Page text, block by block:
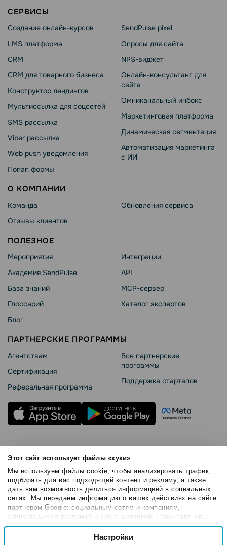
Этот сайт использует файлы «куки»
Мы используем файлы cookie, чтобы анализировать трафик,
подбирать для вас подходящий контент и рекламу, а также
дать вам возможность делиться информацией в социальных
сетях. Мы передаем информацию о ваших действиях на сайте
партнерам Google: социальным сетям и компаниям,
занимающимся рекламой и веб-аналитикой. Наши партнеры
могут комбинировать эти сведения с предоставленной вами
информацией, а также данными, которые они получили при
Выбор
Настройки
СЕРВИСЫ
Создание онлайн-курсов
LMS платформа
CRM
CRM для товарного бизнеса
Конструктор лендингов
Мультиссылка для соцсетей
SMS рассылка
Viber рассылка
Web push уведомления
Попап формы
SendPulse pixel
Опросы для сайта
NPS-виджет
Онлайн-консультант для
сайта
Омниканальный инбокс
Маркетинговая платформа
Динамическая сегментация
Автоматизация маркетинга
с ИИ
О КОМПАНИИ
Команда
Отзывы клиентов
Обновления сервиса
ПОЛЕЗНОЕ
Мероприятия
Академия SendPulse
База знаний
Глоссарий
Блог
Интеграции
API
MCP-сервер
Каталог экспертов
ПАРТНЕРСКИЕ ПРОГРАММЫ
Агентствам
Сертификация
Реферальная программа
Все партнерские
программы
Поддержка стартапов
Правила использования
Безопасность SendPulse
Политика конфиденциальности
Политика Cookies
© 2015 - 2026. SendPulse Inc. Все права защищены